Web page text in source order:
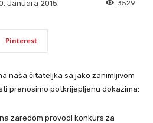
Januara 2015. 3529
Pinterest
naša čitateljka sa jako zanimljivom
prenosimo potkrijepljenu dokazima:
zaredom provodi konkurs za